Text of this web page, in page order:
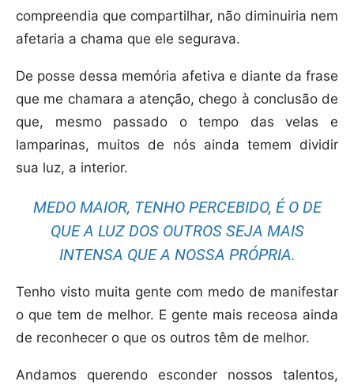
compreendia que compartilhar, não diminuiria nem
afetaria a chama que ele segurava.
De posse dessa memória afetiva e diante da frase
que me chamara a atenção, chego à conclusão de
que, mesmo passado o tempo das velas e
lamparinas, muitos de nós ainda temem dividir
sua luz, a interior.
MEDO MAIOR, TENHO PERCEBIDO, É O DE
QUE A LUZ DOS OUTROS SEJA MAIS
INTENSA QUE A NOSSA PRÓPRIA.
Tenho visto muita gente com medo de manifestar
o que tem de melhor. E gente mais receosa ainda
de reconhecer o que os outros têm de melhor.
Andamos querendo esconder nossos talentos,